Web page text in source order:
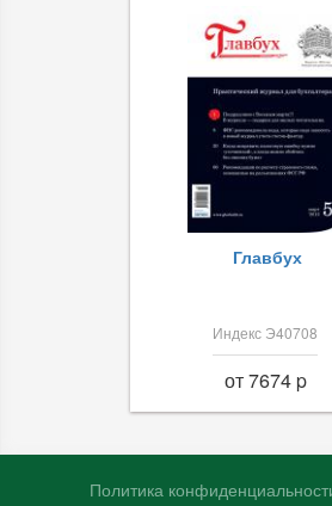
Главбух
Индекс Э40708
от 7674 p
Политика